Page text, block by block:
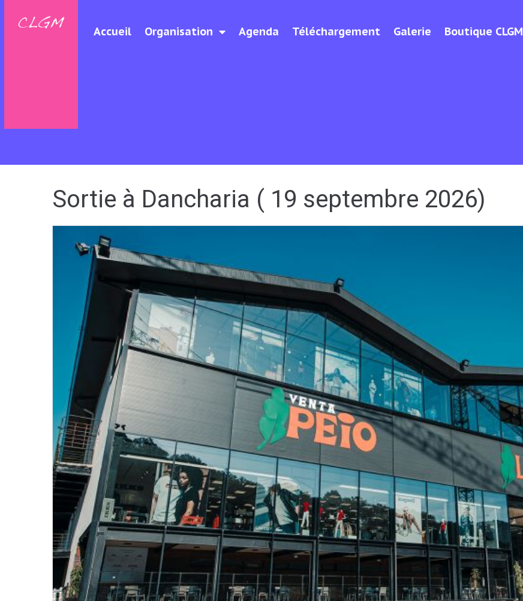
Accueil Organisation Agenda Téléchargement Galerie Boutique CLGM
Sortie à Dancharia ( 19 septembre 2026)